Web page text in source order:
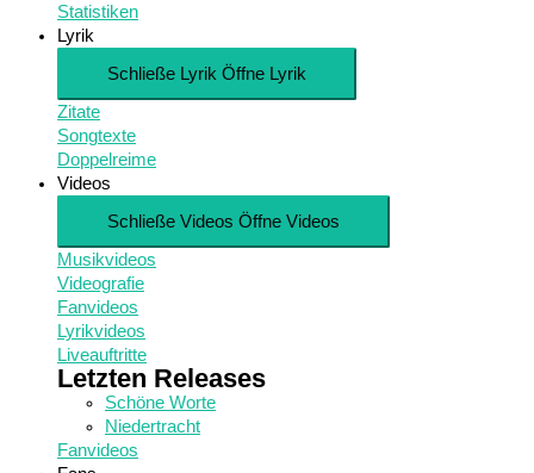
Statistiken
Lyrik
Schließe Lyrik Öffne Lyrik
Zitate
Songtexte
Doppelreime
Videos
Schließe Videos Öffne Videos
Musikvideos
Videografie
Fanvideos
Lyrikvideos
Liveauftritte
Letzten Releases
Schöne Worte
Niedertracht
Fanvideos